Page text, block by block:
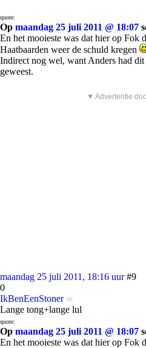
quote:
Op maandag 25 juli 2011 @ 18:07
En het mooieste was dat hier op Fok
Haatbaarden weer de schuld kregen
Indirect nog wel, want Anders had
geweest.
▼ Advertentie
maandag 25 juli 2011, 18:16 uur #9
0
IkBenEenStoner
Lange tong+lange lul
quote:
Op maandag 25 juli 2011 @ 18:07
En het mooieste was dat hier op Fok